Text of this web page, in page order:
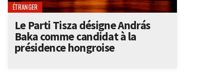
ÉTRANGER
Le Parti Tisza désigne András
Baka comme candidat à la
présidence hongroise